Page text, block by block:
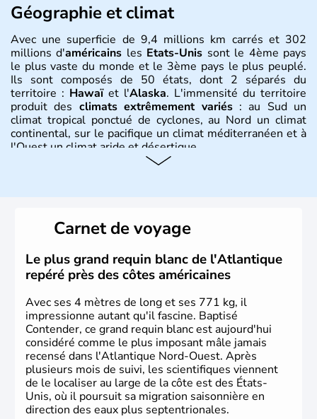
Géographie et climat
Avec une superficie de 9,4 millions km carrés et 302
millions d'américains les Etats-Unis sont le 4ème pays
le plus vaste du monde et le 3ème pays le plus peuplé.
Ils sont composés de 50 états, dont 2 séparés du
territoire : Hawaïet l'Alaska. L'immensité du territoire
produit des climats extrêmement variés: au Sud un
climat tropical ponctué de cyclones, au Nord un climat
continental, sur le pacifique un climat méditerranéen et à
l'Ouest un climat aride et désertique.
Plusieurs populations se sont succédées avant l'arrivée
des européens, suite à la découverte du continent par
Christophe Colomb en 1492. Les 13 colonies
britanniques proclament la Déclaration d'indépendance
en 1776 et adoptent leur première constitution en 1787.
La conquête de l'Ouest marque ensuite l'entrée dans une
phase de développement intense.
Carnet de voyage
Le plus grand requin blanc de l'Atlantique
repéré près des côtes américaines
Avec ses 4 mètres de long et ses 771 kg, il
impressionne autant qu'il fascine. Baptisé
Contender, ce grand requin blanc est aujourd'hui
considéré comme le plus imposant mâle jamais
recensé dans l'Atlantique Nord-Ouest. Après
plusieurs mois de suivi, les scientifiques viennent
de le localiser au large de la côte est des États-
Unis, où il poursuit sa migration saisonnière en
direction des eaux plus septentrionales.